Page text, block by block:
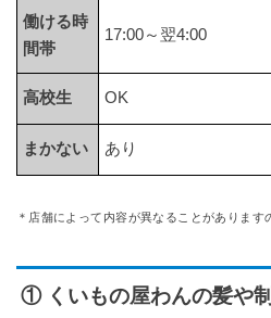
働ける時
間帯
17:00～翌4:00
高校生 OK
まかない あり
＊店舗によって内容が異なることがあります
① くいもの屋わんの髪や